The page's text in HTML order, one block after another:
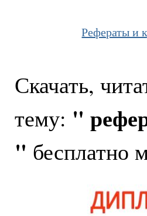
Рефераты и
Скачать,
тему: "
" бесплатно